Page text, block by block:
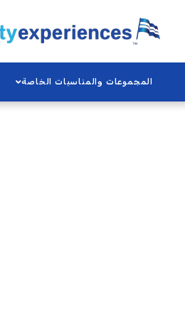
المجموعات والمناسبات الخاصةس
ل